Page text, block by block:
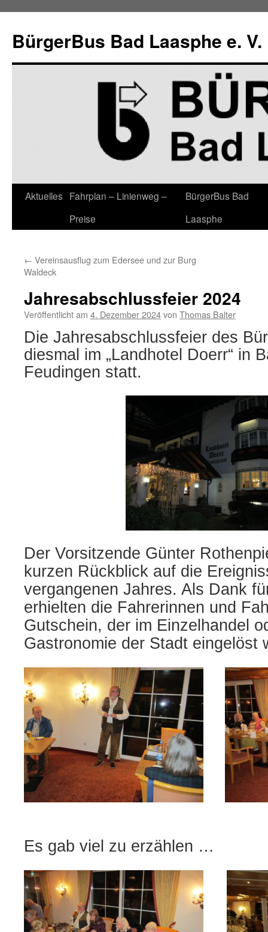
springen
BürgerBus Bad Laasphe e. V.
Aktuelles Fahrplan – Linienweg –
Preise
BürgerBus Bad
Laasphe
← Vereinsausflug zum Edersee und zur Burg
Waldeck
Jahresabschlussfeier 2024
Veröffentlicht am 4. Dezember 2024von Thomas Balter
Die Jahresabschlussfeier des
diesmal im „Landhotel Doerr“ in
Feudingen statt.
Der Vorsitzende Günter
kurzen Rückblick auf die
vergangenen Jahres. Als Dank
erhielten die Fahrerinnen und
Gutschein, der im Einzelhandel
Gastronomie der Stadt eingelöst
Es gab viel zu erzählen …